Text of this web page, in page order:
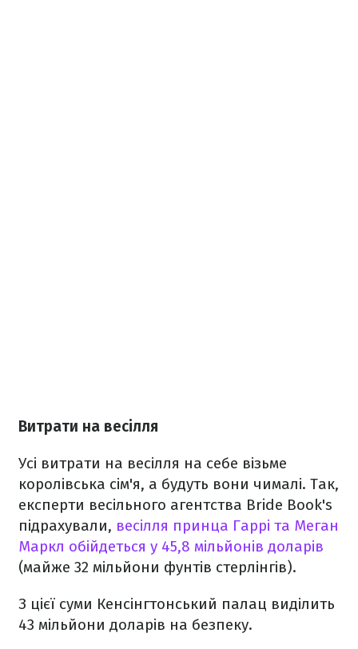
Витрати на весілля
Усі витрати на весілля на себе візьме
королівська сім'я, а будуть вони чималі. Так,
експерти весільного агентства Bride Book's
підрахували, весілля принца Гаррі та Меган
Маркл обійдеться у 45,8 мільйонів доларів
(майже 32 мільйони фунтів стерлінгів).
З цієї суми Кенсінгтонський палац виділить
43 мільйони доларів на безпеку.